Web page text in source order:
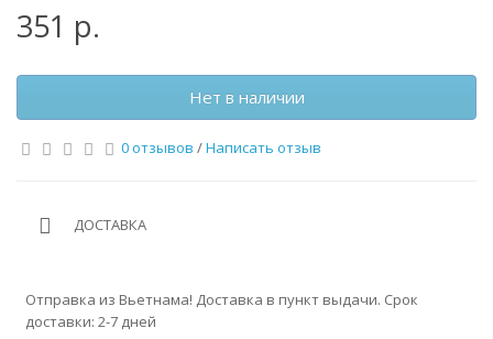
351 р.
Нет в наличии
0 отзывов /Написать отзыв
ДОСТАВКА
Отправка из Вьетнама! Доставка в пункт выдачи. Срок
доставки: 2-7 дней